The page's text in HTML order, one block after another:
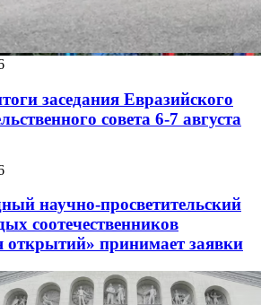
заседания Евразийского
совета 6-7 августа
научно-просветительский
соотечественников
открытий» принимает заявки